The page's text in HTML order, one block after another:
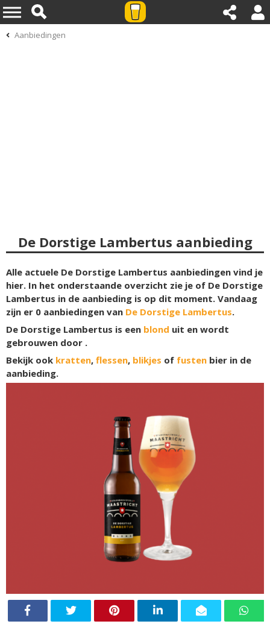
Aanbiedingen
De Dorstige Lambertus aanbieding
Alle actuele De Dorstige Lambertus aanbiedingen vind je
hier. In het onderstaande overzicht zie je of De Dorstige
Lambertus in de aanbieding is op dit moment. Vandaag
zijn er 0 aanbiedingen van De Dorstige Lambertus.
De Dorstige Lambertus is een blond uit en wordt
gebrouwen door .
Bekijk ook kratten, flessen, blikjes of fusten bier in de
aanbieding.